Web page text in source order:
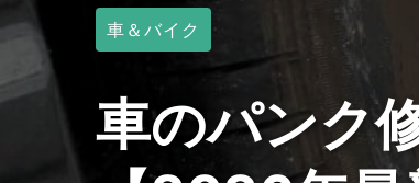
車＆バイク
車のパンク